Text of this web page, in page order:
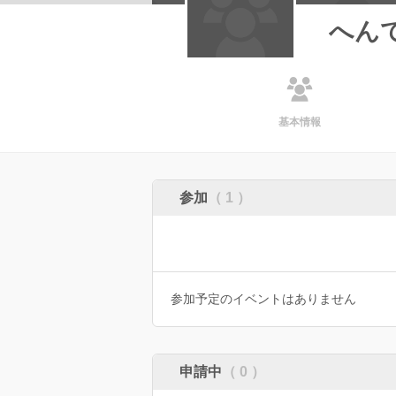
へん
基本情報
参加 （ 1 ）
参加予定のイベントはありません
申請中 （ 0 ）